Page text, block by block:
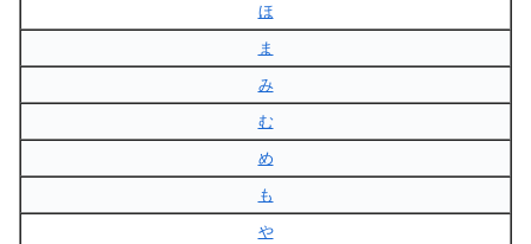
ほ
ま
み
む
め
も
や